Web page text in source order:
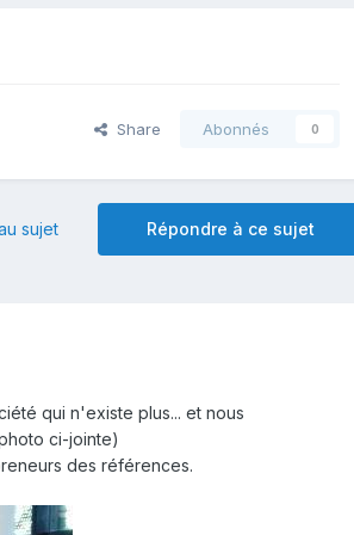
Share Abonnés 0
Répondre à ce sujet
sujet
qui n'existe plus... et nous
ci-jointe)
des références.